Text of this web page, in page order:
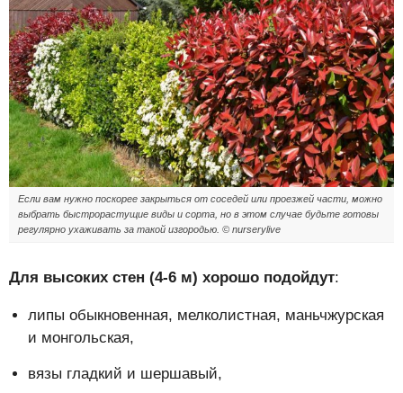
Если вам нужно поскорее закрыться от соседей или проезжей части, можно
выбрать быстрорастущие виды и сорта, но в этом случае будьте готовы
регулярно ухаживать за такой изгородью. © nurserylive
Для высоких стен (4-6 м) хорошо подойдут:
липы обыкновенная, мелколистная, маньчжурская
и монгольская,
вязы гладкий и шершавый,